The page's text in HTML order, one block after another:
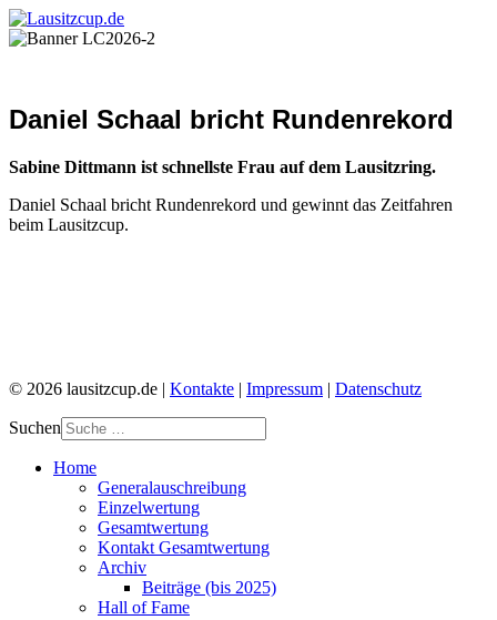
Daniel Schaal bricht Rundenrekord
Sabine Dittmann ist schnellste Frau auf dem Lausitzring.
Daniel Schaal bricht Rundenrekord und gewinnt das Zeitfahren
beim Lausitzcup.
© 2026 lausitzcup.de | Kontakte | Impressum | Datenschutz
Suchen
Home
Generalauschreibung
Einzelwertung
Gesamtwertung
Kontakt Gesamtwertung
Archiv
Beiträge (bis 2025)
Hall of Fame